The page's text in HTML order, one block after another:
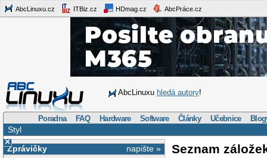
AbcLinuxu.cz ITBiz.cz HDmag.cz AbcPráce.cz
AbcLinuxu hledá autory!
Poradna FAQ Hardware Software Články Učebnice
Styl
×
napište »
Zprávičky
Seznam